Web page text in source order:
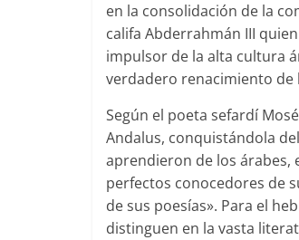
en la consolidación de la
califa Abderrahmán III
impulsor de la alta cultura
verdadero renacimiento
Según el poeta sefardí
Andalus, conquistándola
aprendieron de los árabes,
perfectos conocedores de
de sus poesías». Para el
distinguen en la vasta